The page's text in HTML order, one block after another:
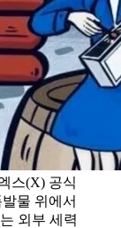
스(X) 공식
물 위에서
외부 세력